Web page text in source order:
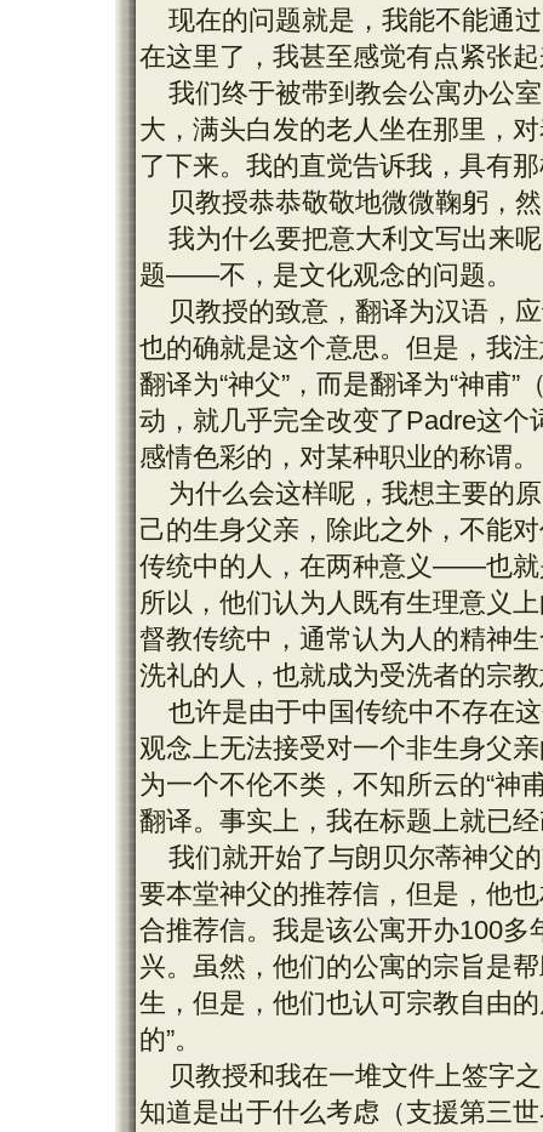
现在的问题就是，我能不能通
在这里了，我甚至感觉有点紧张
我们终于被带到教会公寓办公
大，满头白发的老人坐在那里，
了下来。我的直觉告诉我，具有
贝教授恭恭敬敬地微微鞠躬，
我为什么要把意大利文写出来
题——不，是文化观念的问题。
贝教授的致意，翻译为汉语，
也的确就是这个意思。但是，我
翻译为“神父”，而是翻译为“神甫
动，就几乎完全改变了Padre这
感情色彩的，对某种职业的称谓。
为什么会这样呢，我想主要的
己的生身父亲，除此之外，不能
传统中的人，在两种意义——也
所以，他们认为人既有生理意义
督教传统中，通常认为人的精神
洗礼的人，也就成为受洗者的宗
也许是由于中国传统中不存在
观念上无法接受对一个非生身父
为一个不伦不类，不知所云的“神
翻译。事实上，我在标题上就已
我们就开始了与朗贝尔蒂神父
要本堂神父的推荐信，但是，他
合推荐信。我是该公寓开办100
兴。虽然，他们的公寓的宗旨是
生，但是，他们也认可宗教自由
的”。
贝教授和我在一堆文件上签字
知道是出于什么考虑（支援第三